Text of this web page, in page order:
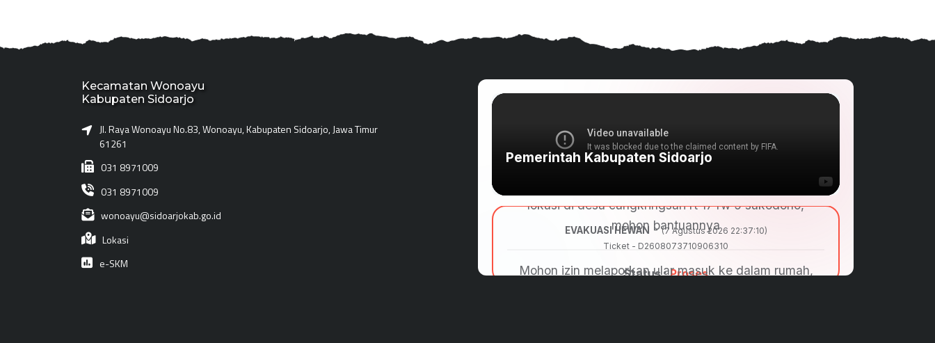
Kecamatan Wonoayu
Kabupaten Sidoarjo
Jl. Raya Wonoayu No.83, Wonoayu, Kabupaten Sidoarjo, Jawa Timur
61261
031 8971009
031 8971009
wonoayu@sidoarjokab.go.id
Lokasi
e-SKM